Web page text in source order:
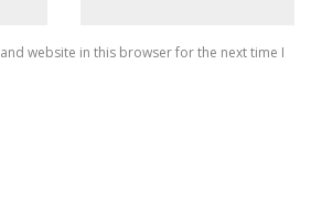
website in this browser for the next time I